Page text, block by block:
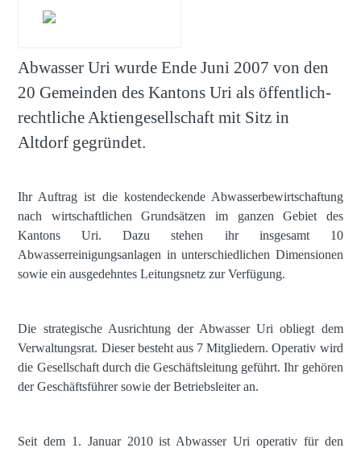
Abwasser Uri wurde Ende Juni 2007 von den
20 Gemeinden des Kantons Uri als öffentlich-
rechtliche Aktiengesellschaft mit Sitz in
Altdorf gegründet.
Ihr Auftrag ist die kostendeckende Abwasserbewirtschaftung
nach wirtschaftlichen Grundsätzen im ganzen Gebiet des
Kantons Uri. Dazu stehen ihr insgesamt 10
Abwasserreinigungsanlagen in unterschiedlichen Dimensionen
sowie ein ausgedehntes Leitungsnetz zur Verfügung.
Die strategische Ausrichtung der Abwasser Uri obliegt dem
Verwaltungsrat. Dieser besteht aus 7 Mitgliedern. Operativ wird
die Gesellschaft durch die Geschäftsleitung geführt. Ihr gehören
der Geschäftsführer sowie der Betriebsleiter an.
Seit dem 1. Januar 2010 ist Abwasser Uri operativ für den